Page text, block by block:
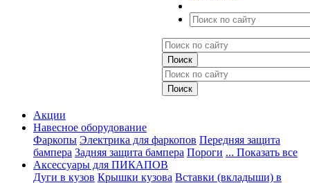
Акции
Навесное оборудование
Фаркопы Электрика для фаркопов Передняя защита
бампера Задняя защита бампера Пороги ... Показать все
Аксессуары для ПИКАПОВ
Дуги в кузов Крышки кузова Вставки (вкладыши) в